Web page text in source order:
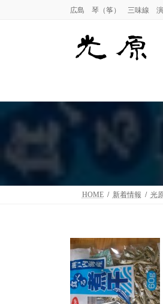
広島 琴（筝） 三味線 演
HOME 新着情報 光